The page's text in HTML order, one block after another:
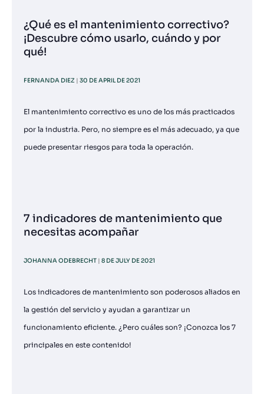
¿Qué es el mantenimiento correctivo?
¡Descubre cómo usarlo, cuándo y por
qué!
FERNANDA DIEZ 30 DE APRIL DE 2021
El mantenimiento correctivo es uno de los más practicados
por la industria. Pero, no siempre es el más adecuado, ya que
puede presentar riesgos para toda la operación.
7 indicadores de mantenimiento que
necesitas acompañar
JOHANNA ODEBRECHT 8 DE JULY DE 2021
Los indicadores de mantenimiento son poderosos aliados en
la gestión del servicio y ayudan a garantizar un
funcionamiento eficiente. ¿Pero cuáles son? ¡Conozca los 7
principales en este contenido!